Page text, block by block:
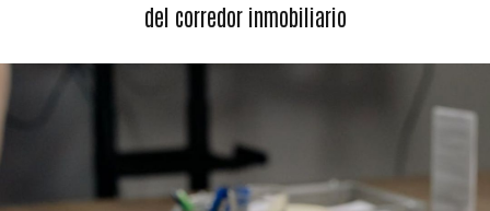
del corredor inmobiliario